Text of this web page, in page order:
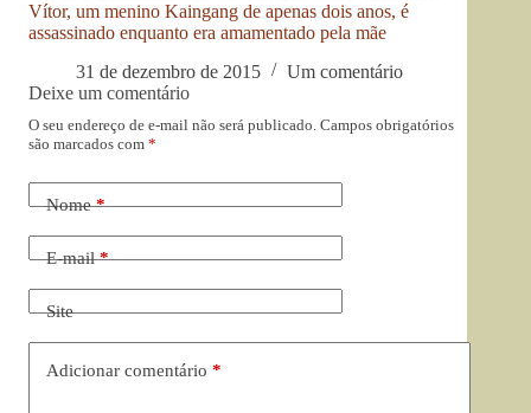
Vítor, um menino Kaingang de apenas dois anos, é
assassinado enquanto era amamentado pela mãe
31 de dezembro de 2015
Um comentário
Deixe um comentário
O seu endereço de e-mail não será publicado. Campos obrigatórios
são marcados com *
Nome*
E-mail*
Site
Adicionar comentário *